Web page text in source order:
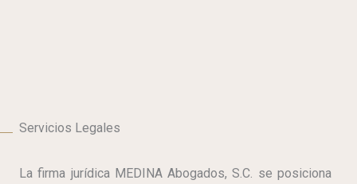
Servicios Legales
La firma jurídica MEDINA Abogados, S.C. se posiciona